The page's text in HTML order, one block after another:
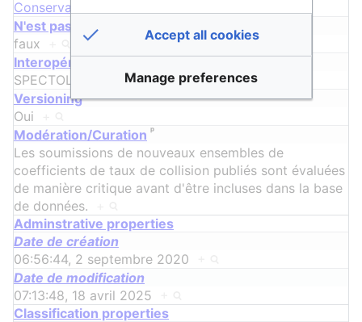
Conservation
N'est pas porté par une structure française
faux
Interopérabilité machine
ᵖ
SPECTOL
Versioning
Oui
Modération/Curation ᵖ
Les soumissions de nouveaux ensembles de
coefficients de taux de collision publiés sont évaluées
de manière critique avant d'être incluses dans la base
de données.
Adminstrative properties
Date de création
06:56:44, 2 septembre 2020
Date de modification
07:13:48, 18 avril 2025
Classification properties
Accept all cookies
Manage preferences